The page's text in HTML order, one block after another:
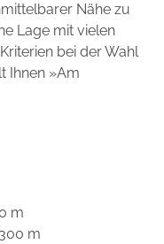
Nähe zu
Lage mit vielen
bei der Wahl
Ihnen »Am
m
m